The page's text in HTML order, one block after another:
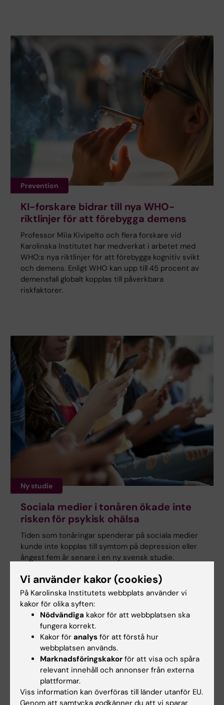
Prevention
KI-forskare bidrar till nya WHO-
riktlinjer för att förebygga demens
Professor Miia Kivipelto och flera forskare vid
Karolinska Institutet har medverkat i arbetet med
WHO:s nya riktlinjer för att förebygga kognitiv svikt
och demens. Enligt WHO kan upp till 45 procent av
demensfall globalt kopplas till påverkbara
riskfaktorer.
Ny studie
Sociala medier i tonåren ökade inte
risken för psykisk ohälsa
Tiden som tonåringar spenderar på sociala medier
kunde inte kopplas till symtom på depression eller
ångest fem år senare i en ny svensk studie.
publicerats iJournal of Adolescent Health
Vi använder kakor (cookies)
På Karolinska Institutets webbplats använder vi
kakor för olika syften:
Nödvändiga kakor för att webbplatsen ska
fungera korrekt.
Kakor för analys för att förstå hur
webbplatsen används.
Marknadsföringskakor för att visa och spåra
relevant innehåll och annonser från externa
plattformar.
Viss information kan överföras till länder utanför EU.
Genom att samtycka godkänner du att vi sparar